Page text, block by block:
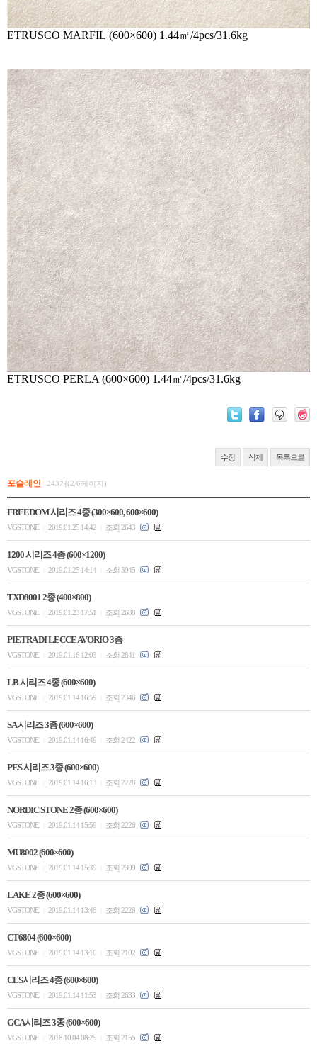
ETRUSCO MARFIL (600×600) 1.44㎡/4pcs/31.6kg
ETRUSCO PERLA (600×600) 1.44㎡/4pcs/31.6kg
수정 삭제 목록으로
포슬레인 243개(2/6페이지)
FREEDOM 시리즈 4종 (300×600, 600×600)
VGSTONE 2019.01.25 14:42 조회 2643
1200 시리즈 4종 (600×1200)
VGSTONE 2019.01.25 14:14 조회 3045
TXD8001 2종 (400×800)
VGSTONE 2019.01.23 17:51 조회 2688
PIETRA DI LECCE AVORIO 3종
VGSTONE 2019.01.16 12:03 조회 2841
LB 시리즈 4종 (600×600)
VGSTONE 2019.01.14 16:59 조회 2346
SA 시리즈 3종 (600×600)
VGSTONE 2019.01.14 16:49 조회 2422
PES 시리즈 3종 (600×600)
VGSTONE 2019.01.14 16:13 조회 2228
NORDIC STONE 2종 (600×600)
VGSTONE 2019.01.14 15:59 조회 2226
MU8002 (600×600)
VGSTONE 2019.01.14 15:39 조회 2309
LAKE 2종 (600×600)
VGSTONE 2019.01.14 13:48 조회 2228
CT6804 (600×600)
VGSTONE 2019.01.14 13:10 조회 2102
CLS시리즈 4종 (600×600)
VGSTONE 2019.01.14 11:53 조회 2633
GCA시리즈 3종 (600×600)
VGSTONE 2018.10.04 08:25 조회 2155